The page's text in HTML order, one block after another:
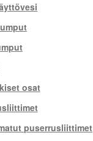
osat
puserrusliittimet